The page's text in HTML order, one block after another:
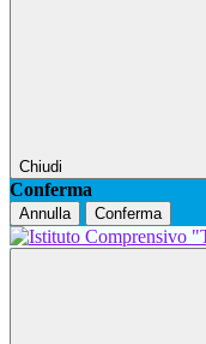
Chiudi
Conferma
Annulla Conferma